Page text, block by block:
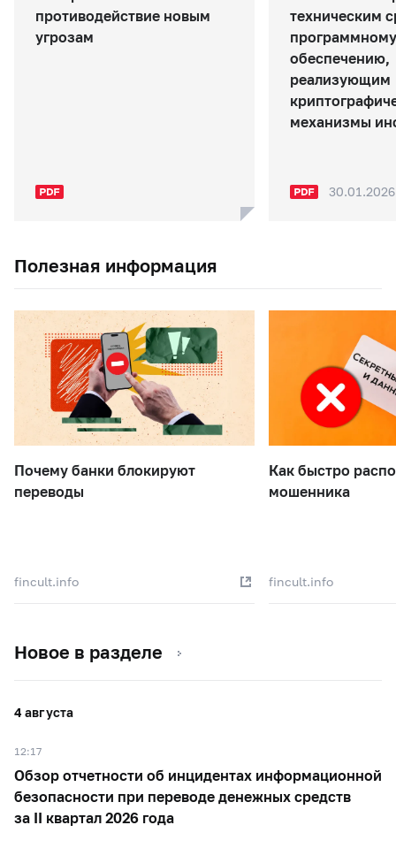
противодействие новым
угрозам
техническим
программному
обеспечению,
реализующим
механизмы
30.01.2026
Полезная информация
Почему банки блокируют
переводы
fincult.info
Как быстро
мошенника
fincult.info
Новое в разделе
4 августа
12:17
Обзор отчетности об инцидентах информационной
безопасности при переводе денежных средств
за II квартал 2026 года